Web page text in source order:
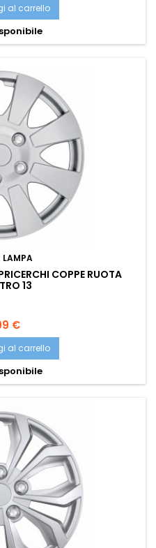
al carrello
LAMPA
COPPE RUOTA
13
€
al carrello